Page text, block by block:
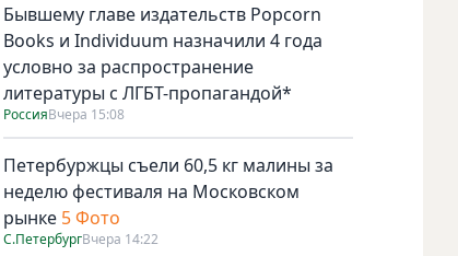
Бывшему главе издательств Popcorn
Books и Individuum назначили 4 года
условно за распространение
литературы с ЛГБТ-пропагандой*
РоссияВчера 15:08
Петербуржцы съели 60,5 кг малины за
неделю фестиваля на Московском
рынке 5 Фото
С.ПетербургВчера 14:22